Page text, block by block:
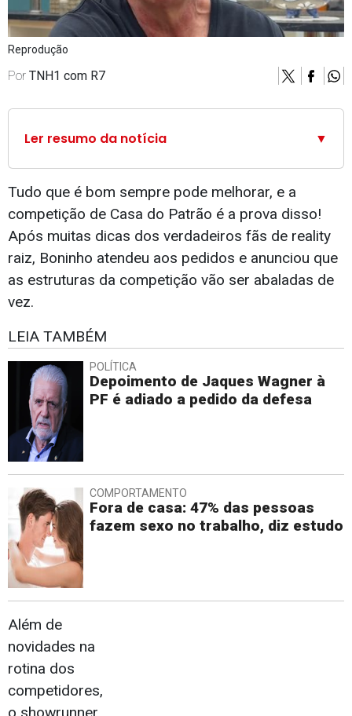
Reprodução
Por TNH1 com R7
Ler resumo da notícia ▼
Tudo que é bom sempre pode melhorar, e a
competição de Casa do Patrão é a prova disso!
Após muitas dicas dos verdadeiros fãs de reality
raiz, Boninho atendeu aos pedidos e anunciou que
as estruturas da competição vão ser abaladas de
vez.
LEIA TAMBÉM
POLÍTICA
Depoimento de Jaques Wagner à
PF é adiado a pedido da defesa
COMPORTAMENTO
Fora de casa: 47% das pessoas
fazem sexo no trabalho, diz estudo
Além de
novidades na
rotina dos
competidores,
o showrunner